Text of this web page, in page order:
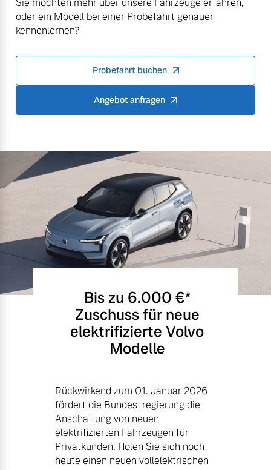
Sie möchten mehr über unsere Fahrzeuge erfahren,
oder ein Modell bei einer Probefahrt genauer
kennenlernen?
Probefahrt buchen
Angebot anfragen
Bis zu 6.000 €⁠*
Zuschuss für neue
elektrifizierte Volvo
Modelle
Rückwirkend zum 01. Januar 2026
fördert die Bundes-regierung die
Anschaffung von neuen
elektrifizierten Fahrzeugen für
Privatkunden. Holen Sie sich noch
heute einen neuen vollelektrischen